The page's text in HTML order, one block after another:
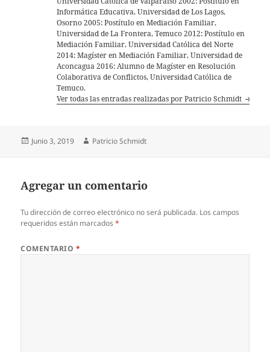
Informática Educativa, Universidad de Los Lagos,
Osorno 2005: Postítulo en Mediación Familiar,
Universidad de La Frontera, Temuco 2012: Postítulo en
Mediación Familiar, Universidad Católica del Norte
2014: Magíster en Mediación Familiar, Universidad de
Aconcagua 2016: Alumno de Magíster en Resolución
Colaborativa de Conflictos, Universidad Católica de
Temuco.
Ver todas las entradas realizadas por Patricio Schmidt
Publicado
Junio 3, 2019 Autor
Patricio Schmidt
Agregar un comentario
Tu dirección de correo electrónico no será publicada. Los campos
requeridos están marcados*
COMENTARIO *